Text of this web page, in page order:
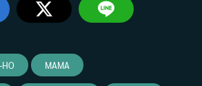
MAMA